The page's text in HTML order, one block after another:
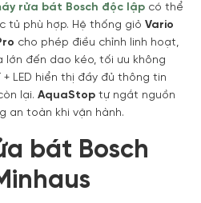
rửa bát Bosch độc lập có thể
tủ phù hợp. Hệ thống giỏ Vario
cho phép điều chỉnh linh hoạt,
đến dao kéo, tối ưu không
+ LED hiển thị đầy đủ thông tin
lại. AquaStop tự ngắt nguồn
an toàn khi vận hành.
bát Bosch